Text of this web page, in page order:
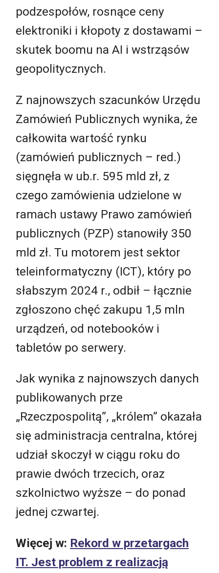
podzespołów, rosnące ceny
elektroniki i kłopoty z dostawami –
skutek boomu na AI i wstrząsów
geopolitycznych.
Z najnowszych szacunków Urzędu
Zamówień Publicznych wynika, że
całkowita wartość rynku
(zamówień publicznych – red.)
sięgnęła w ub.r. 595 mld zł, z
czego zamówienia udzielone w
ramach ustawy Prawo zamówień
publicznych (PZP) stanowiły 350
mld zł. Tu motorem jest sektor
teleinformatyczny (ICT), który po
słabszym 2024 r., odbił – łącznie
zgłoszono chęć zakupu 1,5 mln
urządzeń, od notebooków i
tabletów po serwery.
Jak wynika z najnowszych danych
publikowanych prze
„Rzeczpospolitą”, „królem” okazała
się administracja centralna, której
udział skoczył w ciągu roku do
prawie dwóch trzecich, oraz
szkolnictwo wyższe – do ponad
jednej czwartej.
Więcej w: Rekord w przetargach
IT. Jest problem z realizacją